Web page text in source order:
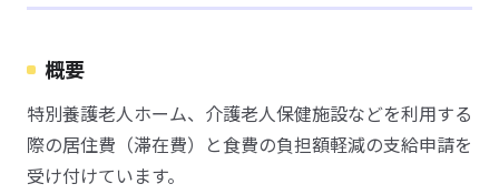
概要
特別養護老人ホーム、介護老人保健施設などを利用する
際の居住費（滞在費）と食費の負担額軽減の支給申請を
受け付けています。